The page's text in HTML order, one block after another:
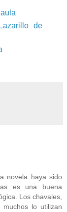
de
novela haya sido
es una buena
Los chavales,
lo utilizan